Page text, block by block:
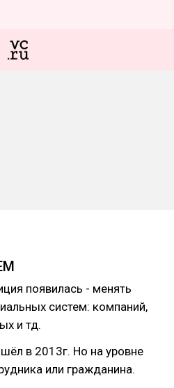
появилась - менять
систем: компаний,
и тд.
в 2013г. Но на уровне
или гражданина.